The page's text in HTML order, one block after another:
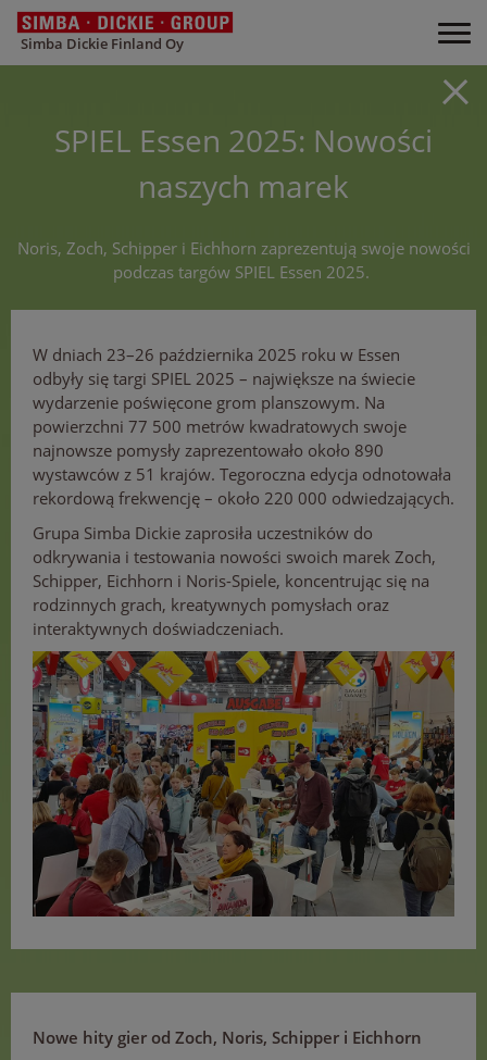
Simba Dickie Finland Oy
SPIEL Essen 2025: Nowości
naszych marek
Noris, Zoch, Schipper i Eichhorn zaprezentują swoje nowości
podczas targów SPIEL Essen 2025.
W dniach 23–26 października 2025 roku w Essen
odbyły się targi SPIEL 2025 – największe na świecie
wydarzenie poświęcone grom planszowym. Na
powierzchni 77 500 metrów kwadratowych swoje
najnowsze pomysły zaprezentowało około 890
wystawców z 51 krajów. Tegoroczna edycja odnotowała
rekordową frekwencję – około 220 000 odwiedzających.
Grupa Simba Dickie zaprosiła uczestników do
odkrywania i testowania nowości swoich marek Zoch,
Schipper, Eichhorn i Noris-Spiele, koncentrując się na
rodzinnych grach, kreatywnych pomysłach oraz
interaktywnych doświadczeniach.
Nowe hity gier od Zoch, Noris, Schipper i Eichhorn